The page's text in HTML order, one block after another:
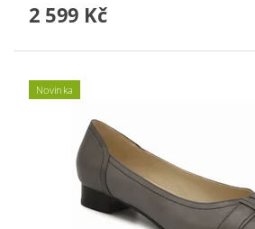
2 599 Kč
Novinka